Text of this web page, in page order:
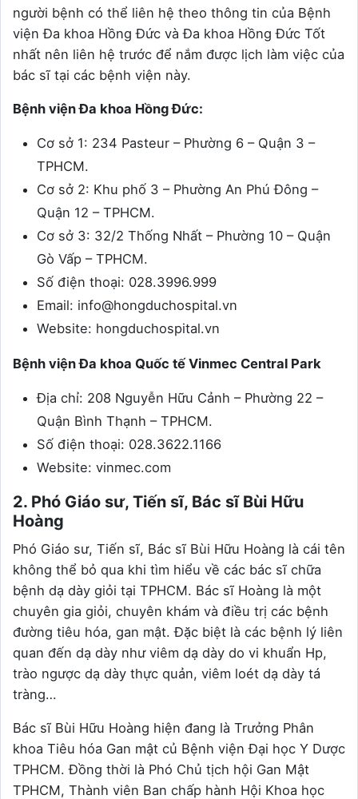
người bệnh có thể liên hệ theo thông tin của Bệnh
viện Đa khoa Hồng Đức và Đa khoa Hồng Đức Tốt
nhất nên liên hệ trước để nắm được lịch làm việc của
bác sĩ tại các bệnh viện này.
Bệnh viện Đa khoa Hồng Đức:
Cơ sở 1: 234 Pasteur – Phường 6 – Quận 3 –
TPHCM.
Cơ sở 2: Khu phố 3 – Phường An Phú Đông –
Quận 12 – TPHCM.
Cơ sở 3: 32/2 Thống Nhất – Phường 10 – Quận
Gò Vấp – TPHCM.
Số điện thoại: 028.3996.999
Email: info@hongduchospital.vn
Website: hongduchospital.vn
Bệnh viện Đa khoa Quốc tế Vinmec Central Park
Địa chỉ: 208 Nguyễn Hữu Cảnh – Phường 22 –
Quận Bình Thạnh – TPHCM.
Số điện thoại: 028.3622.1166
Website: vinmec.com
2. Phó Giáo sư, Tiến sĩ, Bác sĩ Bùi Hữu
Hoàng
Phó Giáo sư, Tiến sĩ, Bác sĩ Bùi Hữu Hoàng là cái tên
không thể bỏ qua khi tìm hiểu về các bác sĩ chữa
bệnh dạ dày giỏi tại TPHCM. Bác sĩ Hoàng là một
chuyên gia giỏi, chuyên khám và điều trị các bệnh
đường tiêu hóa, gan mật. Đặc biệt là các bệnh lý liên
quan đến dạ dày như viêm dạ dày do vi khuẩn Hp,
trào ngược dạ dày thực quản, viêm loét dạ dày tá
tràng…
Bác sĩ Bùi Hữu Hoàng hiện đang là Trưởng Phân
khoa Tiêu hóa Gan mật củ Bệnh viện Đại học Y Dược
TPHCM. Đồng thời là Phó Chủ tịch hội Gan Mật
TPHCM, Thành viên Ban chấp hành Hội Khoa học